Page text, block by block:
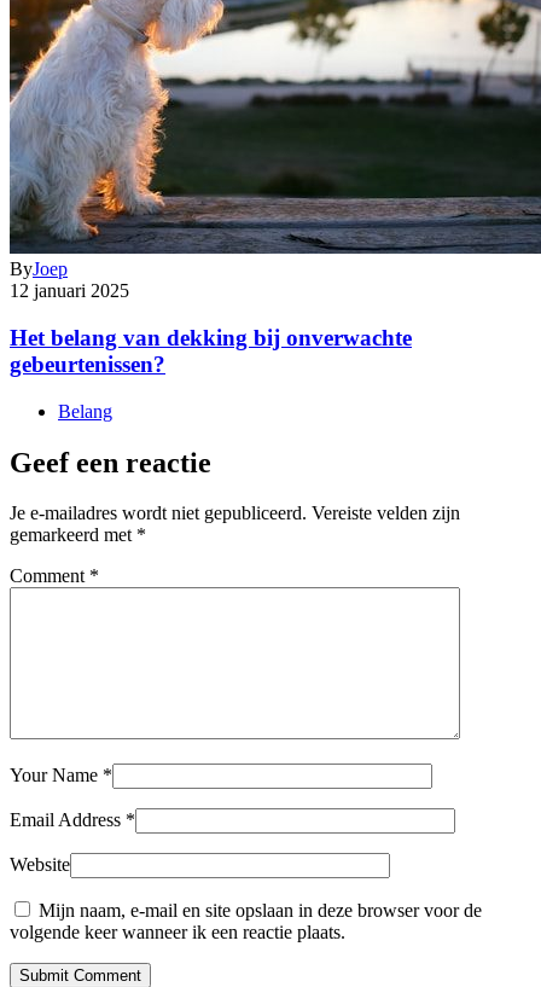
ByJoep
12 januari 2025
Het belang van dekking bij onverwachte
gebeurtenissen?
Belang
Geef een reactie
Je e-mailadres wordt niet gepubliceerd. Vereiste velden zijn
gemarkeerd met *
Comment *
Your Name *
Email Address *
Website
Mijn naam, e-mail en site opslaan in deze browser voor de
volgende keer wanneer ik een reactie plaats.
Submit Comment